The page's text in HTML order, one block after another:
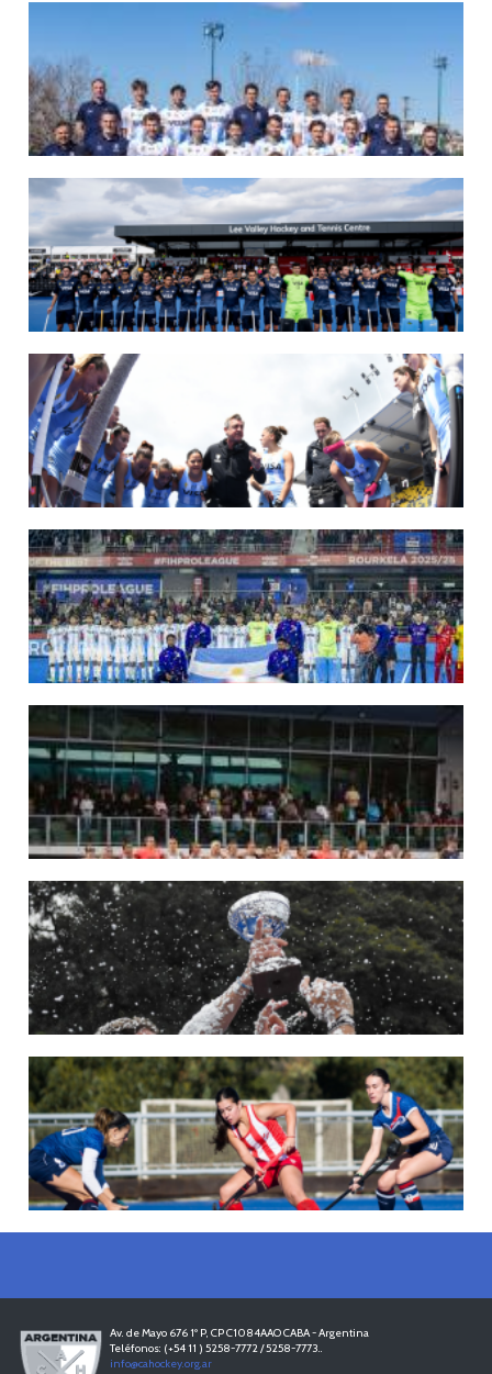
07/08/2026
LAS LEONAS LISTAS PARA DISPUTAR EL MUNDIAL 2026
Del 15 al 30 de agosto, el seleccionado argentino femenino de hockey disputará
la Copa del Mundo en Países Bajos y Bélgica. El debut será ante Estados Unidos.
LEER MÁS
07/08/2026
LOS LEONES LISTOS PARA DISPUTAR EL MUNDIAL 2026
Del 15 al 30 de agosto, el seleccionado argentino masculino de hockey disputará
la Copa del Mundo en Países Bajos y Bélgica. El debut será ante Japón.
14/07/2026
MUNDIAL 2026: LOS LEONES CONVOCADOS POR LUCAS REY
Del 15 al 30 de agosto disputarán el Mundial en Países Bajos y Bélgica.
LEER MÁS
09/07/2026
MUNDIAL 2026: LAS LEONAS CONVOCADAS POR FERNANDO F...
Del 15 al 30 de agosto disputarán el Mundial 2026 en Países Bajos y Bélgica.
LEER MÁS
29/05/2026
LOS LEONES CONVOCADOS PARA LA VENTANA EUROPEA DE P...
En junio, el seleccionado nacional disputará las últimas dos ventanas de Pro
League 2025-26 en Inglaterra y Alemania.
LEER MÁS
22/05/2026
LAS LEONAS CONVOCADAS PARA LA VENTANA EUROPEA DE P...
En junio, el seleccionado nacional disputará las últimas dos ventanas de Pro
League 2025-26 en Bélgica e Inglaterra.
18/05/2026
SE DEFINIERON LOS CAMPEONES DE LA PRIMERA FASE DE ...
Del 13 al 17 de mayo se llevó a cabo el torneo que reúne a los mejores clubes del
país.
LEER MÁS
13/05/2026
todo el territorio nacional
Av. de Mayo 676 1º P, CP C1084AAO CABA - Argentina
Teléfonos: (+54 11 ) 5258-7772 / 5258-7773..
info@cahockey.org.ar